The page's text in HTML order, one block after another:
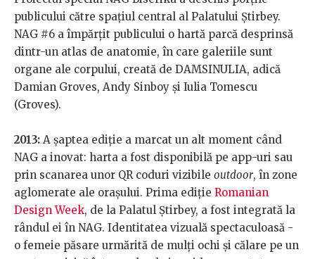
publicului către spațiul central al Palatului Știrbey.
NAG #6 a împărțit publicului o hartă parcă desprinsă
dintr-un atlas de anatomie, în care galeriile sunt
organe ale corpului, creată de DAMSINULIA, adică
Damian Groves, Andy Sinboy și Iulia Tomescu
(Groves).
2013: A șaptea ediție a marcat un alt moment când
NAG a inovat: harta a fost disponibilă pe app-uri sau
prin scanarea unor QR coduri vizibile outdoor, în zone
aglomerate ale orașului. Prima ediție Romanian
Design Week, de la Palatul Știrbey, a fost integrată la
rândul ei în NAG. Identitatea vizuală spectaculoasă -
o femeie păsare urmărită de mulți ochi și călare pe un